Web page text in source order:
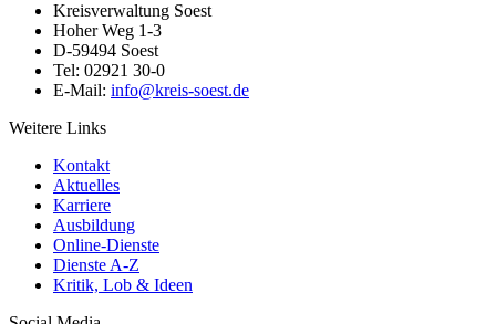
Kreisverwaltung Soest
Hoher Weg 1-3
D-59494 Soest
Tel: 02921 30-0
E-Mail: info@​kreis-soest.de
Weitere Links
Kontakt
Aktuelles
Karriere
Ausbildung
Online-Dienste
Dienste A-Z
Kritik, Lob & Ideen